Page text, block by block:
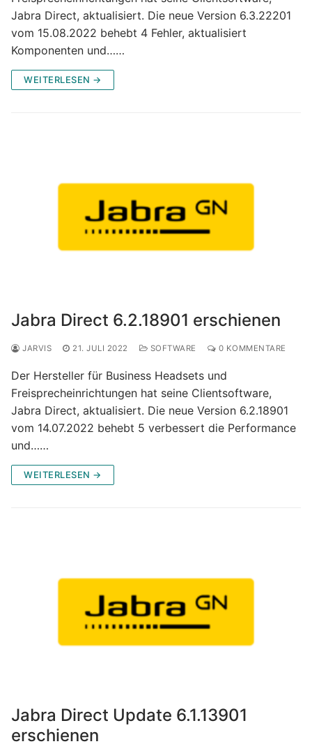
Jabra Direct, aktualisiert. Die neue Version 6.3.22201
vom 15.08.2022 behebt 4 Fehler, aktualisiert
Komponenten und……
WEITERLESEN →
Jabra Direct 6.2.18901 erschienen
JARVIS 21. JULI 2022 SOFTWARE 0 KOMMENTARE
Der Hersteller für Business Headsets und
Freisprecheinrichtungen hat seine Clientsoftware,
Jabra Direct, aktualisiert. Die neue Version 6.2.18901
vom 14.07.2022 behebt 5 verbessert die Performance
und……
WEITERLESEN →
Jabra Direct Update 6.1.13901
erschienen